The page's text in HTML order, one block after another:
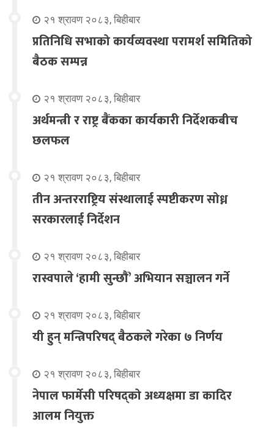
२१ श्रावण २०८३, बिहीबार
प्रतिनिधि सभाको कार्यव्यवस्था परामर्श समितिको
बैठक सम्पन्न
२१ श्रावण २०८३, बिहीबार
अर्थमन्त्री र राष्ट्र बैंकका कार्यकारी निर्देशकबीच
छलफल
२१ श्रावण २०८३, बिहीबार
तीन अन्तरराष्ट्रिय संस्थालाई स्पष्टीकरण सोध्न
सरकारलाई निर्देशन
२१ श्रावण २०८३, बिहीबार
रास्वपाले ‘हामी सुन्छौँ’ अभियान सञ्चालन गर्ने
२१ श्रावण २०८३, बिहीबार
यी हुन् मन्त्रिपरिषद् बैठकले गरेका ७ निर्णय
२१ श्रावण २०८३, बिहीबार
नेपाल फार्मेसी परिषद्को अध्यक्षमा डा कादिर
आलम नियुक्त